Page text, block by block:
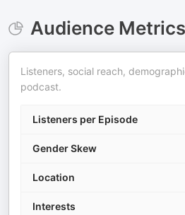
Audience Metrics
Listeners, social reach,
podcast.
Listeners per Episode
Gender Skew
Location
Interests